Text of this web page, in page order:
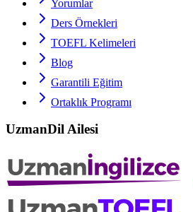
Yorumlar
Ders Örnekleri
TOEFL Kelimeleri
Blog
Garantili Eğitim
Ortaklık Programı
UzmanDil Ailesi